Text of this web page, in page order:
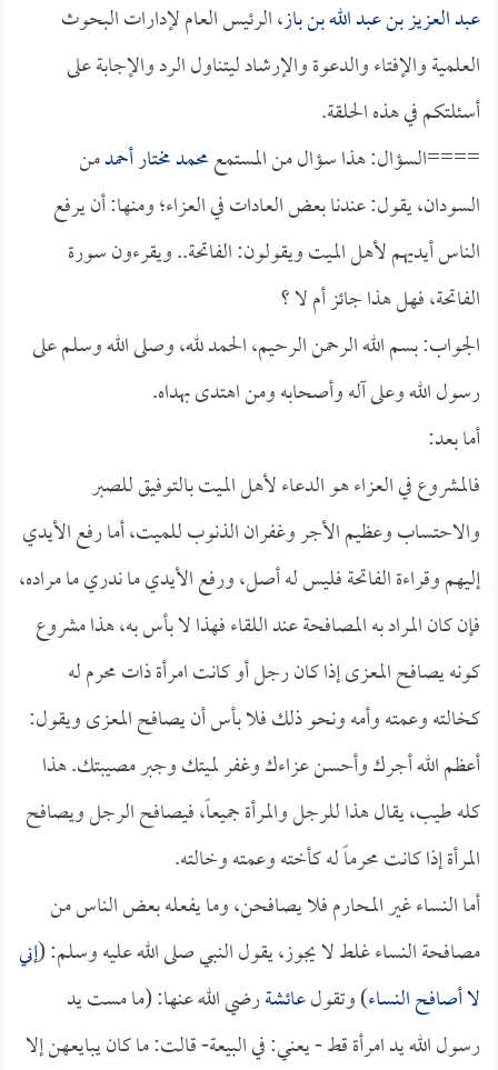
عبد العزيز بن عبد الله بن باز، الرئيس العام لإدارات البحوث
العلمية والإفتاء والدعوة والإرشاد ليتناول الرد والإجابة على
أسئلتكم في هذه الحلقة.
====السؤال: هذا سؤال من المستمعمحمد مختار أحمدمن
السودان، يقول: عندنا بعض العادات في العزاء؛ ومنها: أن يرفع
الناس أيديهم لأهل الميت ويقولون: الفاتحة.. ويقرءون سورة
الفاتحة، فهل هذا جائز أم لا ؟
الجواب: بسم الله الرحمن الرحيم، الحمد لله، وصلى الله وسلم على
رسول الله وعلى آله وأصحابه ومن اهتدى بهداه.
أما بعد:
فالمشروع في العزاء هو الدعاء لأهل الميت بالتوفيق للصبر
والاحتساب وعظيم الأجر وغفران الذنوب للميت، أما رفع الأيدي
إليهم وقراءة الفاتحة فليس له أصل، ورفع الأيدي ما ندري ما مراده،
فإن كان المراد به المصافحة عند اللقاء فهذا لا بأس به، هذا مشروع
كونه يصافح المعزى إذا كان رجل أو كانت امرأة ذات محرم له
كخالته وعمته وأمه ونحو ذلك فلا بأس أن يصافح المعزى ويقول:
أعظم الله أجرك وأحسن عزاءك وغفر لميتك وجبر مصيبتك. هذا
كله طيب، يقال هذا للرجل والمرأة جميعاً، فيصافح الرجل ويصافح
المرأة إذا كانت محرماً له كأخته وعمته وخالته.
أما النساء غير المحارم فلا يصافحن، وما يفعله بعض الناس من
مصافحة النساء غلط لا يجوز، يقول النبي صلى الله عليه وسلم: (إني
لا أصافح النساء) وتقولعائشةرضي الله عنها: (ما مست يد
رسول الله يد امرأة قط - يعني: في البيعة- قالت: ما كان يبايعهن إلا